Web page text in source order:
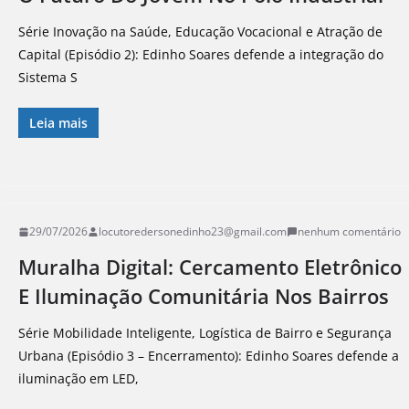
Série Inovação na Saúde, Educação Vocacional e Atração de
Capital (Episódio 2): Edinho Soares defende a integração do
Sistema S
Leia mais
29/07/2026 locutoredersonedinho23@gmail.com nenhum comentário
Muralha Digital: Cercamento Eletrônico
E Iluminação Comunitária Nos Bairros
Série Mobilidade Inteligente, Logística de Bairro e Segurança
Urbana (Episódio 3 – Encerramento): Edinho Soares defende a
iluminação em LED,